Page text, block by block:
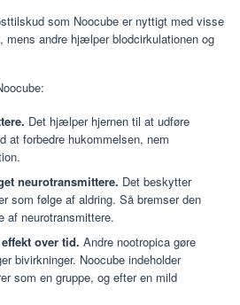
som Noocube er nyttigt med visse
mens andre hjælper blodcirkulationen og
Det hjælper hjernen til at udføre
at forbedre hukommelsen, nem
neurotransmittere. Det beskytter
som følge af aldring. Så bremser den
af neurotransmittere.
over tid. Andre nootropica gøre
bivirkninger. Noocube indeholder
som en gruppe, og efter en mild